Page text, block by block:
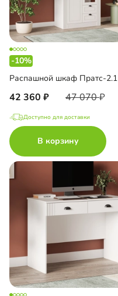
-10%
Распашной шкаф Пратс-2.1
42 360 47 070
Доступно для доставки
В корзину